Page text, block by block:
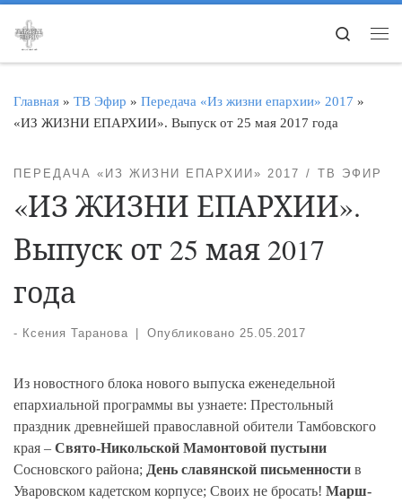
Перейти к содержимому
Search
Главная » ТВ Эфир » Передача «Из жизни епархии» 2017 »
«ИЗ ЖИЗНИ ЕПАРХИИ». Выпуск от 25 мая 2017 года
ПЕРЕДАЧА «ИЗ ЖИЗНИ ЕПАРХИИ» 2017 ТВ ЭФИР
«ИЗ ЖИЗНИ ЕПАРХИИ».
Выпуск от 25 мая 2017
года
- Ксения Таранова Опубликовано 25.05.2017
Из новостного блока нового выпуска еженедельной
епархиальной программы вы узнаете: Престольный
праздник древнейшей православной обители Тамбовского
края – Свято-Никольской Мамонтовой пустыни
Сосновского района; День славянской письменности в
Уваровском кадетском корпусе; Своих не бросать! Марш-